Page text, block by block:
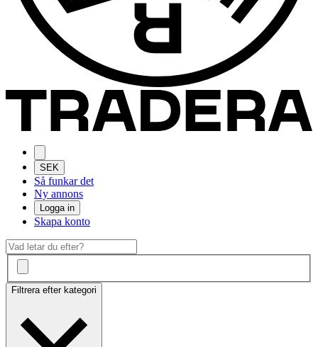
SEK
Så funkar det
Ny annons
Logga in
Skapa konto
Filtrera efter kategori